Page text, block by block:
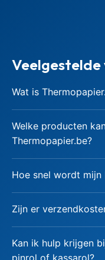
Veelgestelde
Wat is
Welke producten
Thermopapier.be?
Hoe snel wordt
Zijn er
Kan ik hulp krijgen
pinrol of kassarol?